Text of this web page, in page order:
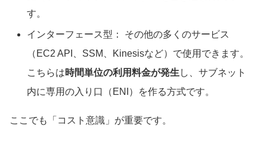
す。
インターフェース型： その他の多くのサービス
（EC2 API、SSM、Kinesisなど）で使用できます。
こちらは時間単位の利用料金が発生 し、サブネット
内に専用の入り口（ENI）を作る方式です。
ここでも「コスト意識」が重要です。